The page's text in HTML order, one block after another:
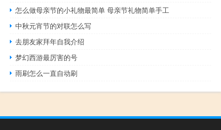
怎么做母亲节的小礼物最简单 母亲节礼物简单手工
中秋元宵节的对联怎么写
去朋友家拜年自我介绍
梦幻西游最厉害的号
雨刷怎么一直自动刷